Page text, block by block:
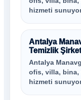
hizmeti
Antalya
Temizlik
Antalya
ofis, villa, bina,
hizmeti